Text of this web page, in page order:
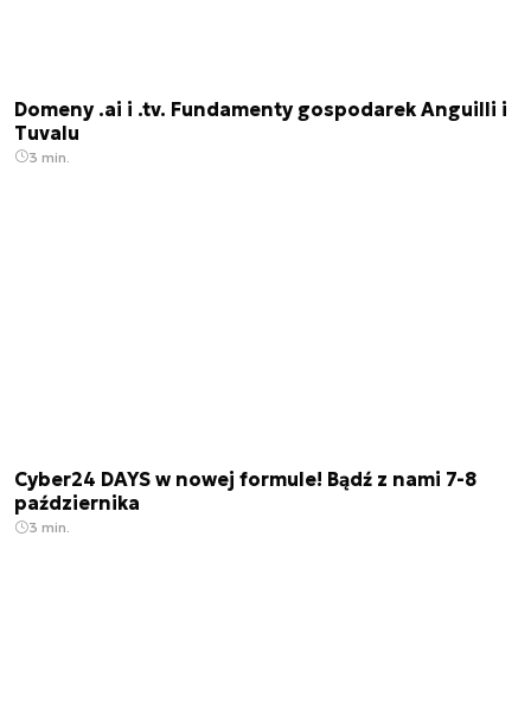
Domeny .ai i .tv. Fundamenty gospodarek Anguilli i
Tuvalu
3 min.
Cyber24 DAYS w nowej formule! Bądź z nami 7-8
października
3 min.